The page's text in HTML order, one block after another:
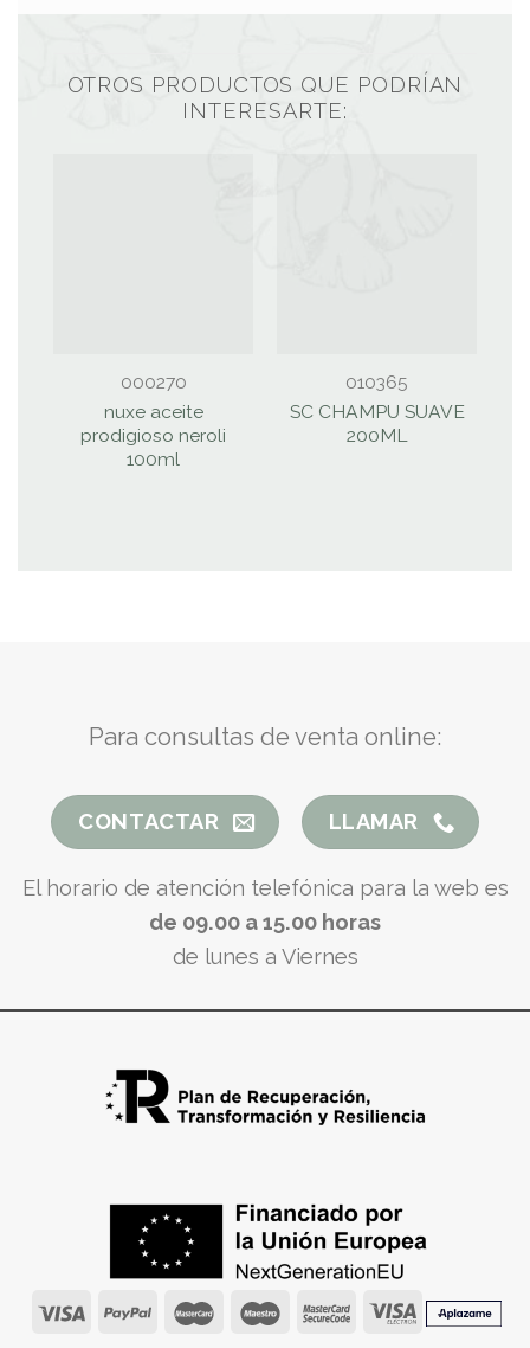
OTROS PRODUCTOS QUE PODRÍAN
INTERESARTE:
000270
nuxe aceite
prodigioso neroli
100ml
010365
SC CHAMPU SUAVE
200ML
Para consultas de venta online:
CONTACTAR LLAMAR
El horario de atención telefónica para la web es
de 09.00 a 15.00 horas
de lunes a Viernes